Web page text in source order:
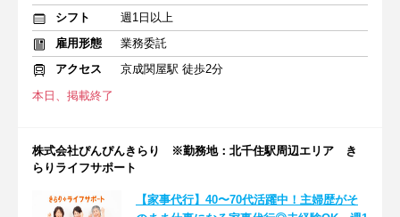
シフト
週1日以上
雇用形態
業務委託
アクセス
京成関屋駅 徒歩2分
本日、掲載終了
株式会社ぴんぴんきらり ※勤務地：北千住駅周辺エリア き
らりライフサポート
【家事代行】40〜70代活躍中！主婦歴がそ